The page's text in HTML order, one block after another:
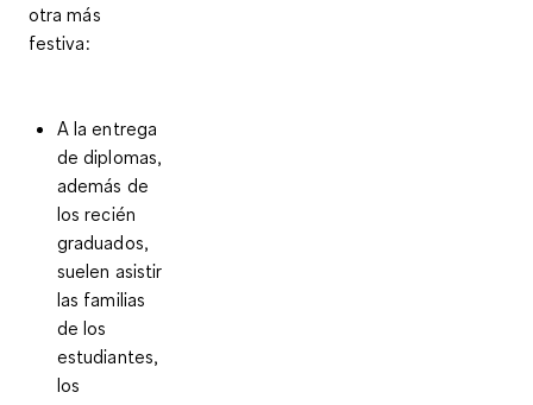
otra más
festiva:
A laentrega
de diplomas,
además de
los recién
graduados,
suelen asistir
las familias
de los
estudiantes,
los